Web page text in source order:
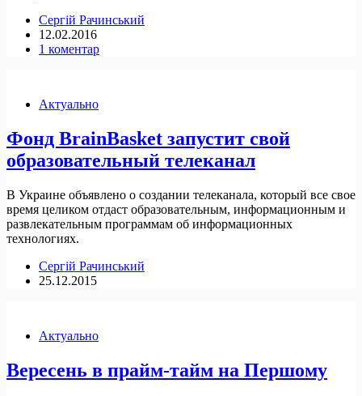
Сергій Рачинський
12.02.2016
1 коментар
Актуально
Фонд BrainBasket запустит свой
образовательный телеканал
В Украине объявлено о создании телеканала, который все свое
время целиком отдаст образовательным, информационным и
развлекательным программам об информационных
технологиях.
Сергій Рачинський
25.12.2015
Актуально
Вересень в прайм-тайм на Першому